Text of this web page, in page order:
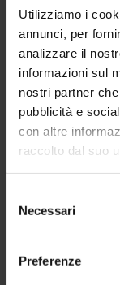
Utilizziamo i
annunci, per
analizzare il
informazioni sul
nostri partner
pubblicità e
con altre
raccolto dal suo
delNecessari
Preferenze
per